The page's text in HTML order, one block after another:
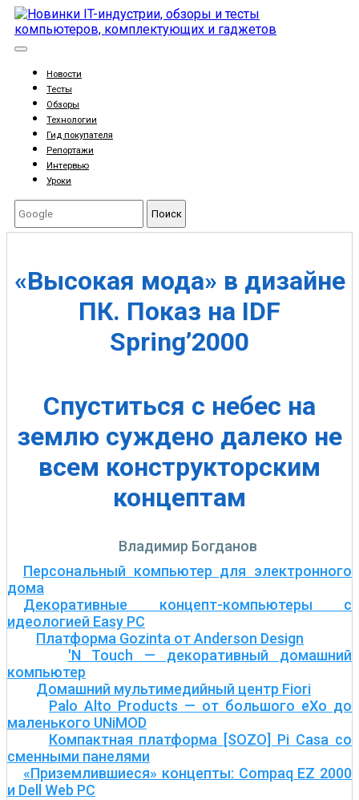
Новости
Тесты
Обзоры
Технологии
Гид покупателя
Репортажи
Интервью
Уроки
Поиск
«Высокая мода» в дизайне
ПК. Показ на IDF
Spring’2000
Спуститься с небес на
землю суждено далеко не
всем конструкторским
концептам
Владимир Богданов
Персональный компьютер для электронного
дома
Декоративные концепт-компьютеры с
идеологией Easy PC
Платформа Gozinta от Anderson Design
'N Touch — декоративный домашний
компьютер
Домашний мультимедийный центр Fiori
Palo Alto Products — от большого eXo до
маленького UNiMOD
Компактная платформа [SOZO] Pi Casa со
сменными панелями
«Приземлившиеся» концепты: Compaq EZ 2000
и Dell Web PC